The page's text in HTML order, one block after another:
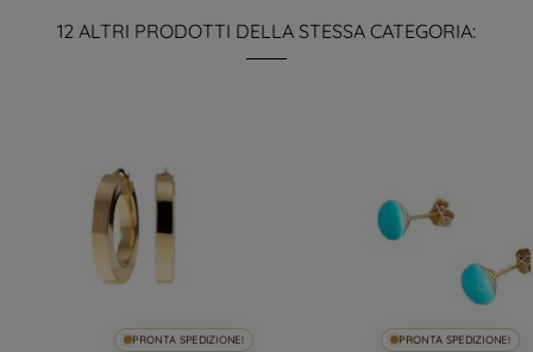
12 ALTRI PRODOTTI DELLA STESSA CATEGORIA:
PRONTA SPEDIZIONE! PRONTA SPEDIZIONE!